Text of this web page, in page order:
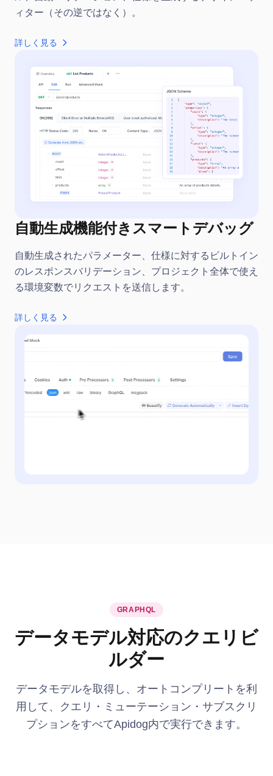
ィター（その逆ではなく）。
詳しく見る
自動生成機能付きスマートデバッグ
自動生成されたパラメーター、仕様に対するビルトイン
のレスポンスバリデーション、プロジェクト全体で使え
る環境変数でリクエストを送信します。
詳しく見る
GRAPHQL
データモデル対応のクエリビ
ルダー
データモデルを取得し、オートコンプリートを利
用して、クエリ・ミューテーション・サブスクリ
プションをすべてApidog内で実行できます。